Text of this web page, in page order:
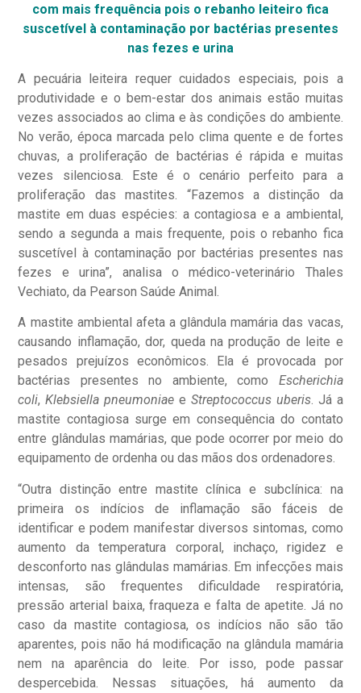
com mais frequência pois o rebanho leiteiro fica
suscetível à contaminação por bactérias presentes
nas fezes e urina
A pecuária leiteira requer cuidados especiais, pois a
produtividade e o bem-estar dos animais estão muitas
vezes associados ao clima e às condições do ambiente.
No verão, época marcada pelo clima quente e de fortes
chuvas, a proliferação de bactérias é rápida e muitas
vezes silenciosa. Este é o cenário perfeito para a
proliferação das mastites. “Fazemos a distinção da
mastite em duas espécies: a contagiosa e a ambiental,
sendo a segunda a mais frequente, pois o rebanho fica
suscetível à contaminação por bactérias presentes nas
fezes e urina”, analisa o médico-veterinário Thales
Vechiato, da Pearson Saúde Animal.
A mastite ambiental afeta a glândula mamária das vacas,
causando inflamação, dor, queda na produção de leite e
pesados prejuízos econômicos. Ela é provocada por
bactérias presentes no ambiente, como Escherichia
coli,Klebsiella pneumoniae e Streptococcus uberis. Já a
mastite contagiosa surge em consequência do contato
entre glândulas mamárias, que pode ocorrer por meio do
equipamento de ordenha ou das mãos dos ordenadores.
“Outra distinção entre mastite clínica e subclínica: na
primeira os indícios de inflamação são fáceis de
identificar e podem manifestar diversos sintomas, como
aumento da temperatura corporal, inchaço, rigidez e
desconforto nas glândulas mamárias. Em infecções mais
intensas, são frequentes dificuldade respiratória,
pressão arterial baixa, fraqueza e falta de apetite. Já no
caso da mastite contagiosa, os indícios não são tão
aparentes, pois não há modificação na glândula mamária
nem na aparência do leite. Por isso, pode passar
despercebida. Nessas situações, há aumento da